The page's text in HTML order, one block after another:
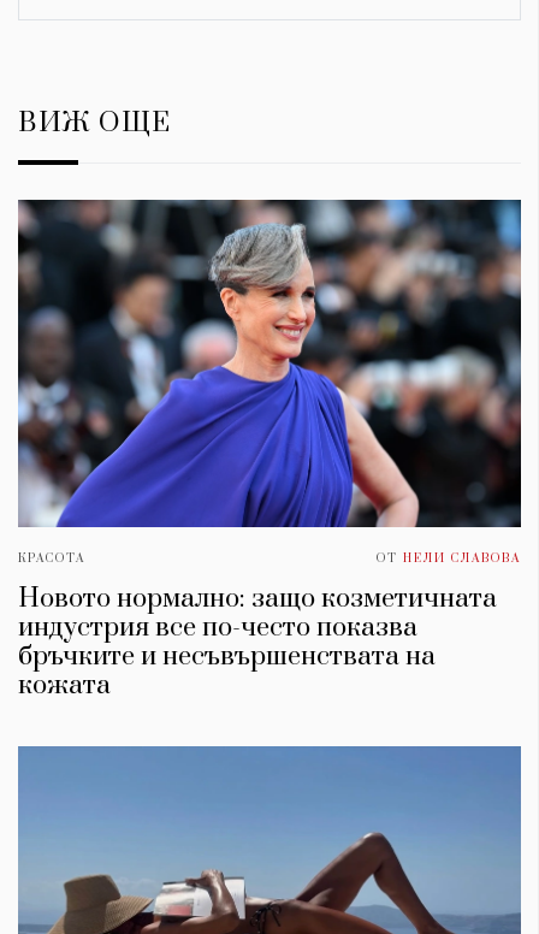
ВИЖ ОЩЕ
КРАСОТА ОТ НЕЛИ СЛАВОВА
Новото нормално: защо козметичната
индустрия все по-често показва
бръчките и несъвършенствата на
кожата